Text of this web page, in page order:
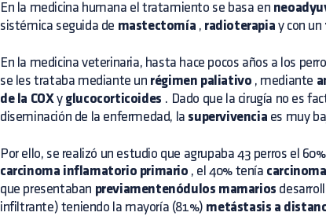
En la medicina humana el tratamiento se basa en
sistémica seguida de mastectomía , radioterapia y con un
En la medicina veterinaria, hasta hace pocos años a los
se les trataba mediante un régimen paliativo , mediante
de la COXy glucocorticoides . Dado que la cirugía no es
diseminación de la enfermedad, la supervivencia es muy
Por ello, se realizó un estudio que agrupaba 43 perros el
carcinoma inflamatorio primario , el 40% tenía
que presentaban previamentenódulos mamarios
infiltrante) teniendo la mayoría (81%) metástasis a